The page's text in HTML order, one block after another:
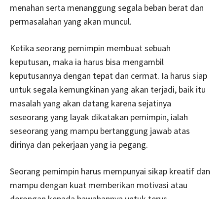
menahan serta menanggung segala beban berat dan
permasalahan yang akan muncul.
Ketika seorang pemimpin membuat sebuah
keputusan, maka ia harus bisa mengambil
keputusannya dengan tepat dan cermat. Ia harus siap
untuk segala kemungkinan yang akan terjadi, baik itu
masalah yang akan datang karena sejatinya
seseorang yang layak dikatakan pemimpin, ialah
seseorang yang mampu bertanggung jawab atas
dirinya dan pekerjaan yang ia pegang.
Seorang pemimpin harus mempunyai sikap kreatif dan
mampu dengan kuat memberikan motivasi atau